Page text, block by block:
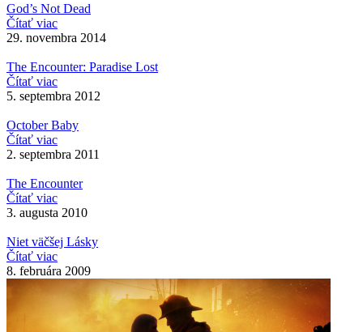
God’s Not Dead
Čítať viac
29. novembra 2014
The Encounter: Paradise Lost
Čítať viac
5. septembra 2012
October Baby
Čítať viac
2. septembra 2011
The Encounter
Čítať viac
3. augusta 2010
Niet väčšej Lásky
Čítať viac
8. februára 2009